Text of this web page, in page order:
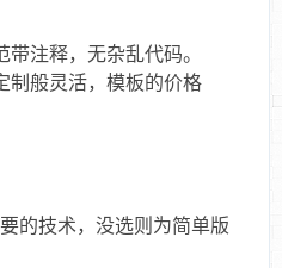
注释，无杂乱代码。
制般灵活，模板的价格
的技术，没选则为简单版